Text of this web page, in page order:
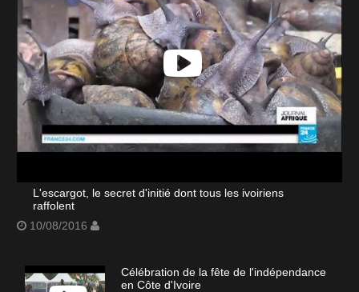
L'escargot, le secret d'initié dont tous les ivoiriens
raffolent
10/08/2016
Célébration de la fête de l'indépendance
en Côte d'Ivoire